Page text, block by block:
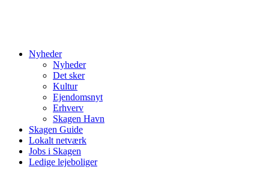
Nyheder
Nyheder
Det sker
Kultur
Ejendomsnyt
Erhverv
Skagen Havn
Skagen Guide
Lokalt netværk
Jobs i Skagen
Ledige lejeboliger